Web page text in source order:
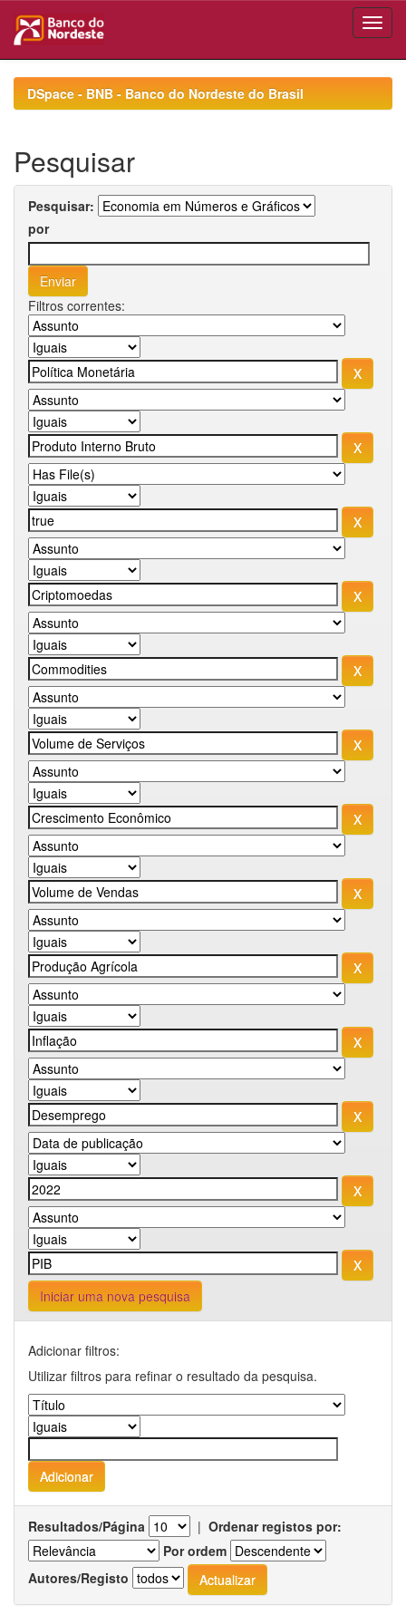
navigationDSpace - BNB - Banco do Nordeste do Brasil
Pesquisar
Pesquisar:
por
Filtros correntes:
Iniciar uma nova pesquisa
Adicionar filtros:
Utilizar filtros para refinar o resultado da pesquisa.
Resultados/Página | Ordenar registos por:
Por ordem
Autores/Registo